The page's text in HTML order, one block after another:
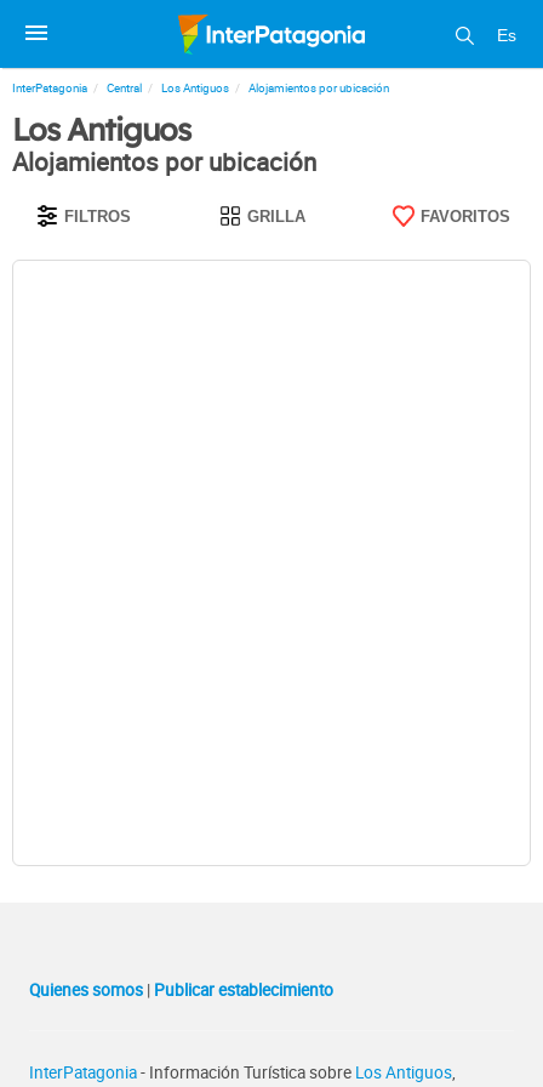
Es
InterPatagonia Central Los Antiguos Alojamientos por ubicación
Los Antiguos
Alojamientos por ubicación
FILTROS GRILLA FAVORITOS
Quienes somos | Publicar establecimiento
InterPatagonia- Información Turística sobre Los Antiguos,